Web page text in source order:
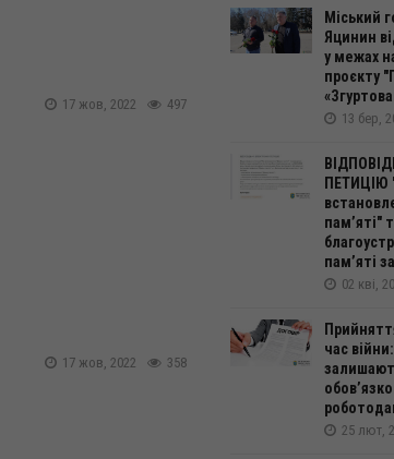
497
17 жов, 2022
358
17 жов, 2022
Міський
Яцинин
у межах
проєкту
13 бер,
ПЕТИЦІЮ
пам’яті"
пам’яті
02 кві,
час
25 лют,